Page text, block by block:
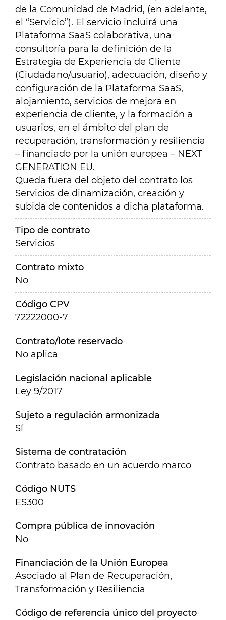
de la Comunidad de Madrid, (en adelante,
el “Servicio”). El servicio incluirá una
Plataforma SaaS colaborativa, una
consultoría para la definición de la
Estrategia de Experiencia de Cliente
(Ciudadano/usuario), adecuación, diseño y
configuración de la Plataforma SaaS,
alojamiento, servicios de mejora en
experiencia de cliente, y la formación a
usuarios, en el ámbito del plan de
recuperación, transformación y resiliencia
– financiado por la unión europea – NEXT
GENERATION EU.
Queda fuera del objeto del contrato los
Servicios de dinamización, creación y
subida de contenidos a dicha plataforma.
Tipo de contrato
Servicios
Contrato mixto
No
Código CPV
72222000-7
Contrato/lote reservado
No aplica
Legislación nacional aplicable
Ley 9/2017
Sujeto a regulación armonizada
Sí
Sistema de contratación
Contrato basado en un acuerdo marco
Código NUTS
ES300
Compra pública de innovación
No
Financiación de la Unión Europea
Asociado al Plan de Recuperación,
Transformación y Resiliencia
Código de referencia único del proyecto